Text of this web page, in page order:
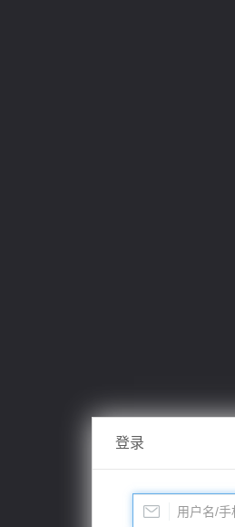
登录